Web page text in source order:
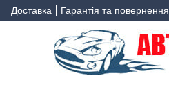
Доставка Гарантія та повернення